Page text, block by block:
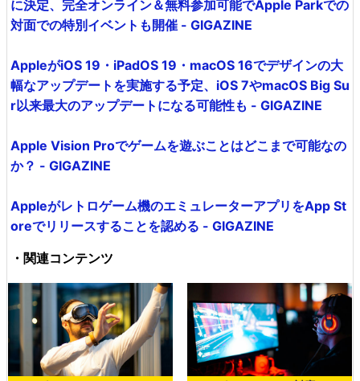
に決定、完全オンライン＆無料参加可能でApple Parkでの
対面での特別イベントも開催 - GIGAZINE
AppleがiOS 19・iPadOS 19・macOS 16でデザインの大
幅なアップデートを実施する予定、iOS 7やmacOS Big Su
r以来最大のアップデートになる可能性も - GIGAZINE
Apple Vision Proでゲームを遊ぶことはどこまで可能なの
か？ - GIGAZINE
Appleがレトロゲーム機のエミュレーターアプリをApp St
oreでリリースすることを認める - GIGAZINE
・関連コンテンツ